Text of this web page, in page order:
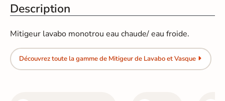
Description
Mitigeur lavabo monotrou eau chaude/ eau froide.
Découvrez toute la gamme de Mitigeur de Lavabo et Vasque